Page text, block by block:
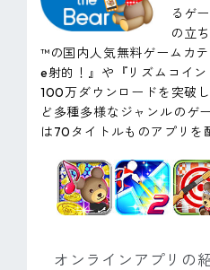
るゲ
の立
™の国内人気無料ゲームカ
e射的！』や『リズムコイ
100万ダウンロードを突破
ど多種多様なジャンルのゲ
は70タイトルものアプリを
オンラインアプリの